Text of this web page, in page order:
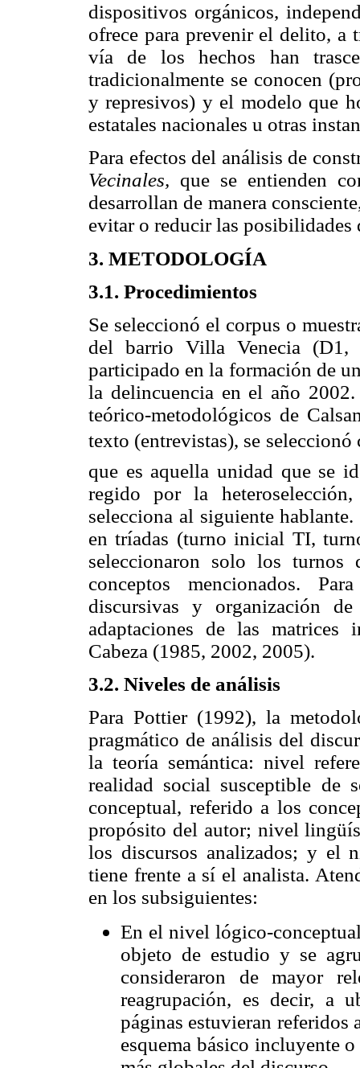
dispositivos orgánicos,
ofrece para prevenir el delito, a
vía de los hechos han
tradicionalmente se conocen
y represivos) y el modelo que
estatales nacionales u otras
Para efectos del análisis de
Vecinales, que se entienden
desarrollan de manera
evitar o reducir las
3. METODOLOGÍA
3.1. Procedimientos
Se seleccionó el corpus o
del barrio Villa Venecia
participado en la formación de
la delincuencia en el año
teórico-metodológicos de
texto (entrevistas), se seleccionó
que es aquella unidad que se
regido por la
selecciona al siguiente
en tríadas (turno inicial TI,
seleccionaron solo los turnos
conceptos mencionados.
discursivas y organización
adaptaciones de las matrices
Cabeza (1985, 2002, 2005).
3.2. Niveles de análisis
Para Pottier (1992), la
pragmático de análisis del
la teoría semántica: nivel
realidad social susceptible de
conceptual, referido a los
propósito del autor; nivel
los discursos analizados; y el
tiene frente a sí el analista.
en los subsiguientes:
En el nivel lógico-
objeto de estudio y se
consideraron de mayor
reagrupación, es decir, a
páginas estuvieran referidos
esquema básico incluyente